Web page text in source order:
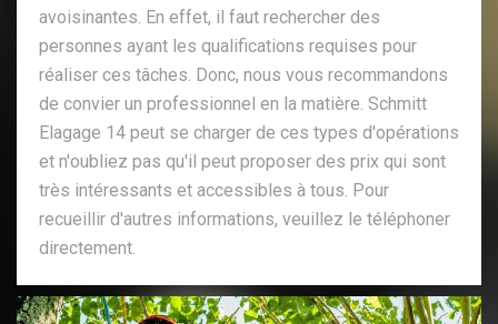
avoisinantes. En effet, il faut rechercher des
personnes ayant les qualifications requises pour
réaliser ces tâches. Donc, nous vous recommandons
de convier un professionnel en la matière. Schmitt
Elagage 14 peut se charger de ces types d'opérations
et n'oubliez pas qu'il peut proposer des prix qui sont
très intéressants et accessibles à tous. Pour
recueillir d'autres informations, veuillez le téléphoner
directement.